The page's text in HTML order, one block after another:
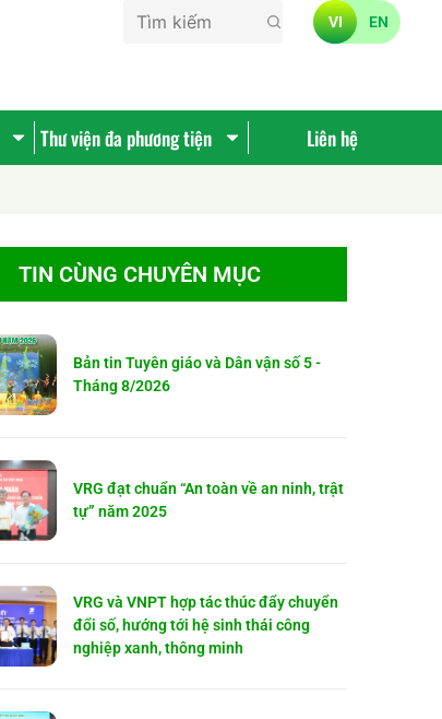
VI EN
Thư viện đa phương tiện Liên hệ
TIN CÙNG CHUYÊN MỤC
Bản tin Tuyên giáo và Dân vận số 5 -
Tháng 8/2026
VRG đạt chuẩn “An toàn về an ninh, trật
tự” năm 2025
VRG và VNPT hợp tác thúc đẩy chuyển
đổi số, hướng tới hệ sinh thái công
nghiệp xanh, thông minh